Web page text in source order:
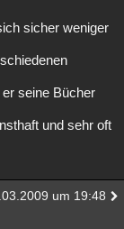
sicher weniger
seine Bücher
und sehr oft
um 19:48